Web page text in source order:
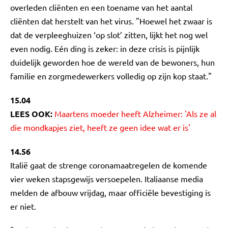
overleden cliënten en een toename van het aantal
cliënten dat herstelt van het virus. "Hoewel het zwaar is
dat de verpleeghuizen ‘op slot’ zitten, lijkt het nog wel
even nodig. Eén ding is zeker: in deze crisis is pijnlijk
duidelijk geworden hoe de wereld van de bewoners, hun
familie en zorgmedewerkers volledig op zijn kop staat."
15.04
LEES OOK: Maartens moeder heeft Alzheimer: 'Als ze al
die mondkapjes ziet, heeft ze geen idee wat er is'
14.56
Italië gaat de strenge coronamaatregelen de komende
vier weken stapsgewijs versoepelen. Italiaanse media
melden de afbouw vrijdag, maar officiële bevestiging is
er niet.